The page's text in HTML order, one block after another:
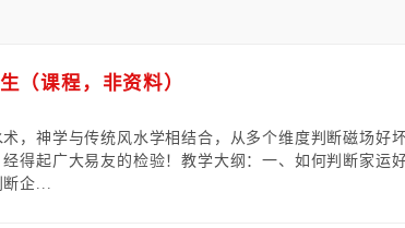
（课程，非资料）
，神学与传统风水学相结合，从多个维度判断磁场好
得起广大易友的检验！教学大纲：一、如何判断家运
断企...